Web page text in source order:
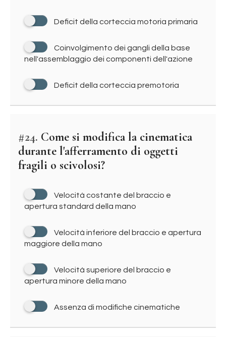
Deficit della corteccia motoria primaria
Coinvolgimento dei gangli della base
nell'assemblaggio dei componenti dell'azione
Deficit della corteccia premotoria
#24. Come si modifica la cinematica
durante l'afferramento di oggetti
fragili o scivolosi?
Velocità costante del braccio e
apertura standard della mano
Velocità inferiore del braccio e apertura
maggiore della mano
Velocità superiore del braccio e
apertura minore della mano
Assenza di modifiche cinematiche